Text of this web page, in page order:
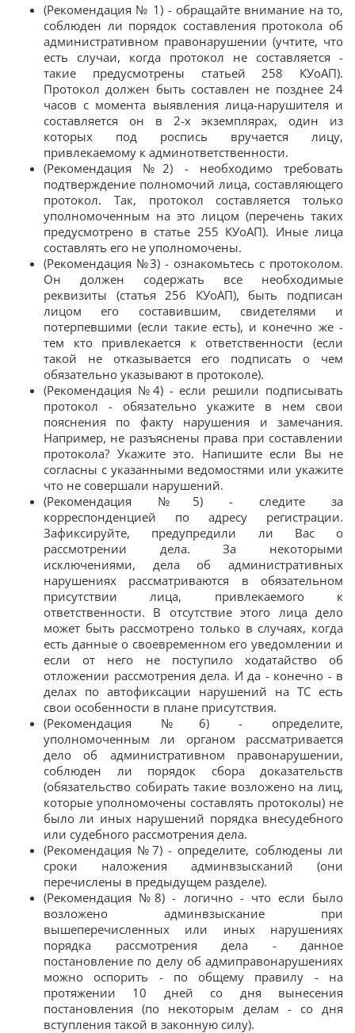
(Рекомендация № 1) - обращайте внимание на то,
соблюден ли порядок составления протокола об
административном правонарушении (учтите, что
есть случаи, когда протокол не составляется -
такие предусмотрены статьей 258 КУоАП).
Протокол должен быть составлен не позднее 24
часов с момента выявления лица-нарушителя и
составляется он в 2-х экземплярах, один из
которых под роспись вручается лицу,
привлекаемому к админответственности.
(Рекомендация №2) - необходимо требовать
подтверждение полномочий лица, составляющего
протокол. Так, протокол составляется только
уполномоченным на это лицом (перечень таких
предусмотрено в статье 255 КУоАП). Иные лица
составлять его не уполномочены.
(Рекомендация №3) - ознакомьтесь с протоколом.
Он должен содержать все необходимые
реквизиты (статья 256 КУоАП), быть подписан
лицом его составившим, свидетелями и
потерпевшими (если такие есть), и конечно же -
тем кто привлекается к ответственности (если
такой не отказывается его подписать о чем
обязательно указывают в протоколе).
(Рекомендация №4) - если решили подписывать
протокол - обязательно укажите в нем свои
пояснения по факту нарушения и замечания.
Например, не разъяснены права при составлении
протокола? Укажите это. Напишите если Вы не
согласны с указанными ведомостями или укажите
что не совершали нарушений.
(Рекомендация №5) - следите за
корреспонденцией по адресу регистрации.
Зафиксируйте, предупредили ли Вас о
рассмотрении дела. За некоторыми
исключениями, дела об административных
нарушениях рассматриваются в обязательном
присутствии лица, привлекаемого к
ответственности. В отсутствие этого лица дело
может быть рассмотрено только в случаях, когда
есть данные о своевременном его уведомлении и
если от него не поступило ходатайство об
отложении рассмотрения дела. И да - конечно - в
делах по автофиксации нарушений на ТС есть
свои особенности в плане присутствия.
(Рекомендация №6) - определите,
уполномоченным ли органом рассматривается
дело об административном правонарушении,
соблюден ли порядок сбора доказательств
(обязательство собирать такие возложено на лиц,
которые уполномочены составлять протоколы) не
было ли иных нарушений порядка внесудебного
или судебного рассмотрения дела.
(Рекомендация №7) - определите, соблюдены ли
сроки наложения админвзысканий (они
перечислены в предыдущем разделе).
(Рекомендация №8) - логично - что если было
возложено админвзыскание при
вышеперечисленных или иных нарушениях
порядка рассмотрения дела - данное
постановление по делу об адмиправонарушениях
можно оспорить - по общему правилу - на
протяжении 10 дней со дня вынесения
постановления (по некоторым делам - со дня
вступления такой в законную силу).